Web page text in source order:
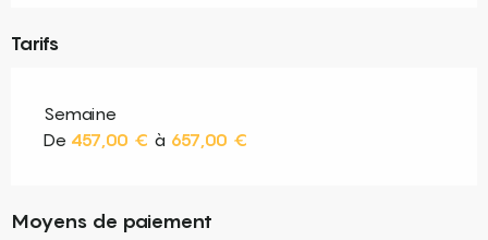
Tarifs
Semaine
De 457,00 € à 657,00 €
Moyens de paiement